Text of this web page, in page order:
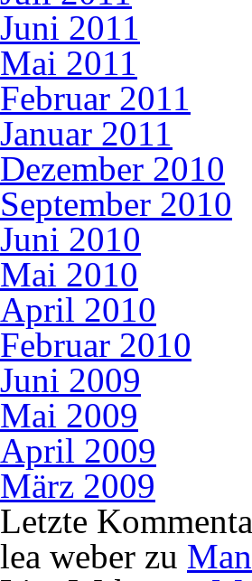
Juni 2011
Mai 2011
Februar 2011
Januar 2011
Dezember 2010
September 2010
Juni 2010
Mai 2010
April 2010
Februar 2010
Juni 2009
Mai 2009
April 2009
März 2009
Letzte
lea weber zu